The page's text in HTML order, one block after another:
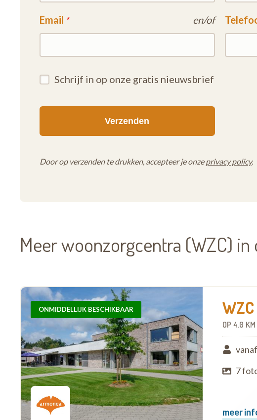
Email en/of
Schrijf in op onze gratis nieuwsbrief
Door op verzenden te drukken, accepteer je onzeprivacy policy.
Meer woonzorgcentra (WZC)
ONMIDDELLIJK BESCHIKBAAR
OP 4.0 KM
7
meer